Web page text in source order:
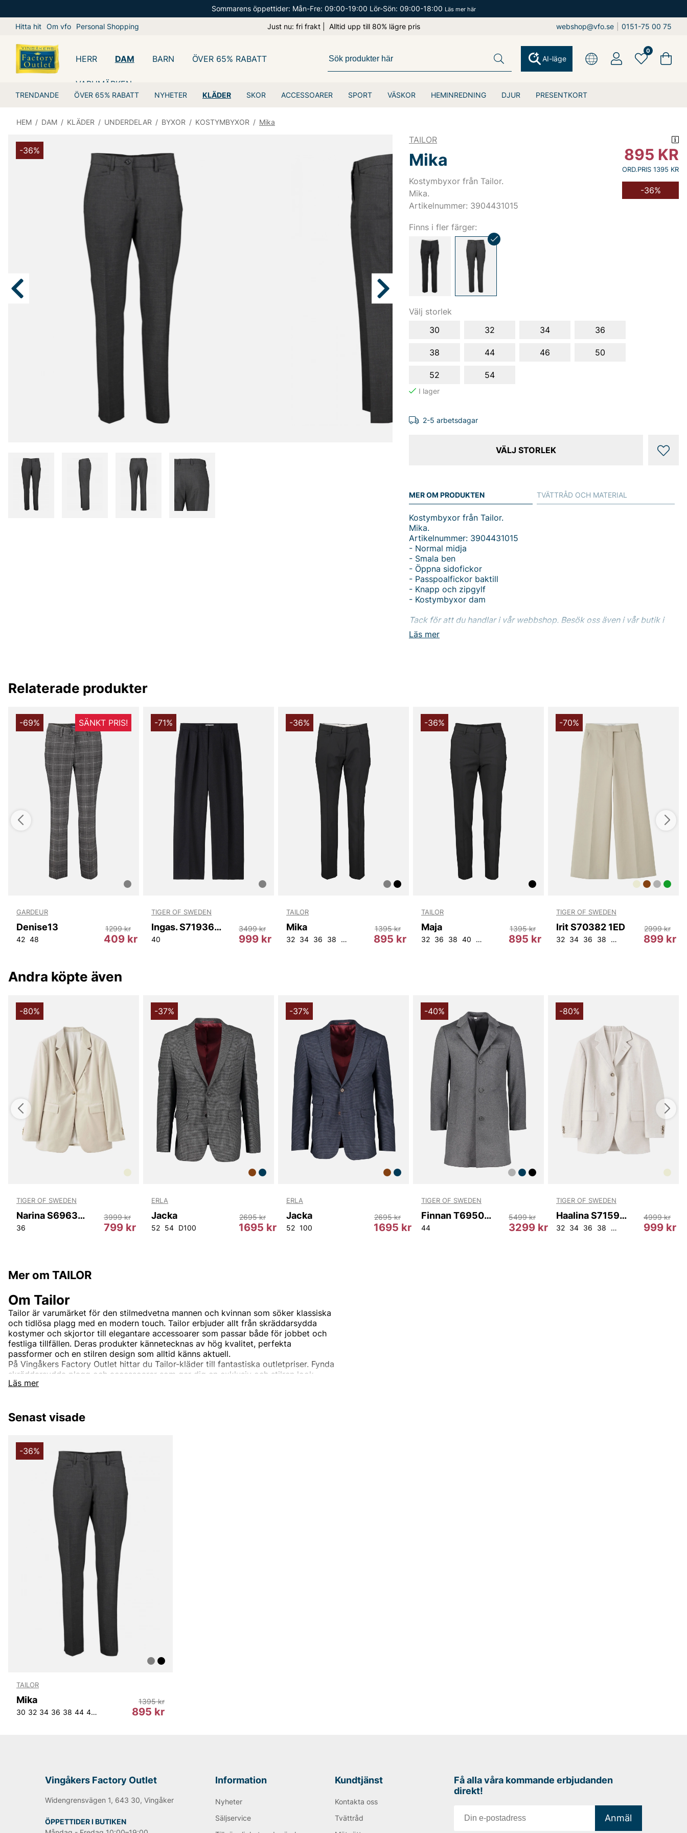
Sommarens öppettider: Mån-Fre: 09:00-19:00 Lör-Sön: 09:00-18:00 Läs mer här
Hitta hit Om vfo Personal Shopping Just nu: fri frakt | Alltid upp till 80% lägre pris webshop@vfo.se 0151-75 00 75
HERR DAM
TRENDANDE ÖVER 65% RABATT NYHETER KLÄDER SKOR ACCESSOARER SPORT VÄSKOR HEMINREDNING DJUR PRESENTKORT
BARN ÖVER 65% RABATT
VARUMÄRKEN
AI-läge
0
HEM / DAM / KLÄDER / UNDERDELAR / BYXOR / KOSTYMBYXOR / Mika
-36%
TAILOR
Mika
Kostymbyxor från Tailor.
Mika.
Artikelnummer: 3904431015
895 KR
ORD.PRIS 1395 KR
-36%
Finns i fler färger:
Välj storlek
30
32 34 36
38 44 46 50
52 54
2-5 arbetsdagar
VÄLJ STORLEK
MER OM PRODUKTEN
Läs mer
Kostymbyxor från Tailor.
Mika.
Artikelnummer: 3904431015
- Normal midja
- Smala ben
- Öppna sidofickor
- Passpoalfickor baktill
- Knapp och zipgylf
- Kostymbyxor dam
Tack för att du handlar i vår webbshop. Besök oss även i vår butik i
Vingåker.
TVÄTTRÅD OCH MATERIAL
Relaterade produkter
-69% SÄNKT PRIS!
GARDEUR
Denise13
42 48 409 kr
1299 kr
-71%
TIGER OF SWEDEN
Ingas. S71936 M02
40 999 kr
3499 kr
-36%
TAILOR
Mika
32 34 36 38 40 44 46 48 54
895 kr
1395 kr
-36%
TAILOR
Maja
32 36 38 40 42 46 48 50
895 kr
1395 kr
-70%
TIGER OF SWEDEN
Irit S70382 1ED
32 34 36 38 40 899 kr
2999 kr
Andra köpte även
-80%
TIGER OF SWEDEN
Narina S69633 088
36 799 kr
3999 kr
-37%
ERLA
Jacka
52 54 D100 1695 kr
2695 kr
-37%
ERLA
Jacka
52 100 1695 kr
2695 kr
-40%
TIGER OF SWEDEN
Finnan T69502 M03
44 3299 kr
5499 kr
-80%
TIGER OF SWEDEN
Haalina S71595 1S7
32 34 36 38 40 44999 kr
4999 kr
Mer om TAILOR
Läs mer
Om Tailor
Tailor är varumärket för den stilmedvetna mannen och kvinnan som söker klassiska
och tidlösa plagg med en modern touch. Tailor erbjuder allt från skräddarsydda
kostymer och skjortor till elegantare accessoarer som passar både för jobbet och
festliga tillfällen. Deras produkter kännetecknas av hög kvalitet, perfekta
passformer och en stilren design som alltid känns aktuell.
På Vingåkers Factory Outlet hittar du Tailor-kläder till fantastiska outletpriser. Fynda
skräddarsydda plagg och accessoarer som ger dig en exklusiv och stilren look,
perfekt för både vardag och fest.
Senast visade
-36%
TAILOR
Mika
30 32 34 36 38 44 46 895 kr
1395 kr
Vingåkers Factory Outlet
Widengrensvägen 1, 643 30, Vingåker
ÖPPETTIDER I BUTIKEN
Information
Nyheter
Säljservice
Kundtjänst
Kontakta oss
Tvättråd
Få alla våra kommande erbjudanden
direkt!
Anmäl